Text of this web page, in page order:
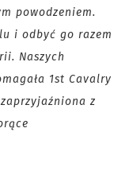
powodzeniem.
i odbyć go razem
Naszych
1st Cavalry
z